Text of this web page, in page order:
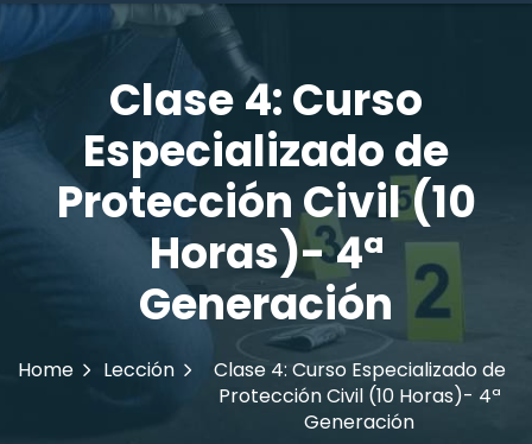
Clase 4: Curso
Especializado de
Protección Civil (10
Horas)- 4ª
Generación
Home Lección
Clase 4: Curso Especializado de
Protección Civil (10 Horas)- 4ª
Generación